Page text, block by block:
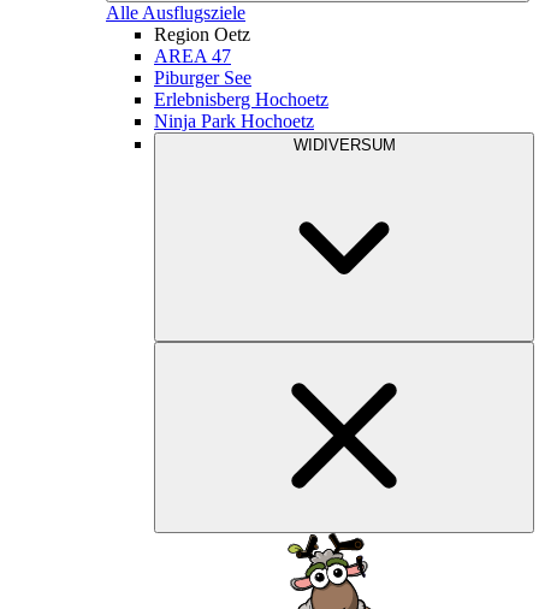
Alle Ausflugsziele
Region Oetz
AREA 47
Piburger See
Erlebnisberg Hochoetz
Ninja Park Hochoetz
WIDIVERSUM